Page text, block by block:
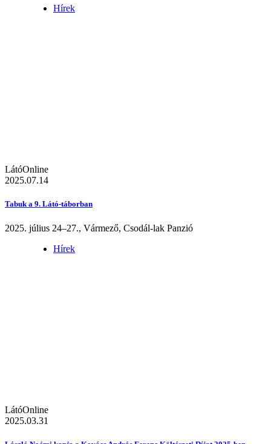
Hírek
LátóOnline
2025.07.14
Tabuk a 9. Látó-táborban
2025. július 24–27., Vármező, Csodál-lak Panzió
Hírek
LátóOnline
2025.03.31